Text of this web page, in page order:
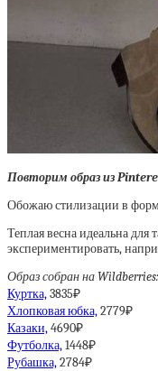
Повторим образ из
Обожаю стилизации в
Теплая весна идеальна для
экспериментировать,
Образ собран на Wildberries:
Куртка,3835₽
Хлопковая юбка,2779₽
Казаки,4690₽
Футболка,1448₽
Рубашка,2784₽